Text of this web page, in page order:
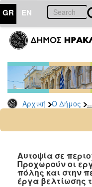
GR EN
Αρχική Ο Δήμος ...
ΔΗΜΟΣ
Δελτία
Τύπου
Αρχείο
2026
2024
2022
2021
Αυτοψία σε
Προχωρούν οι
πόλης και στην
έργα βελτίωσης